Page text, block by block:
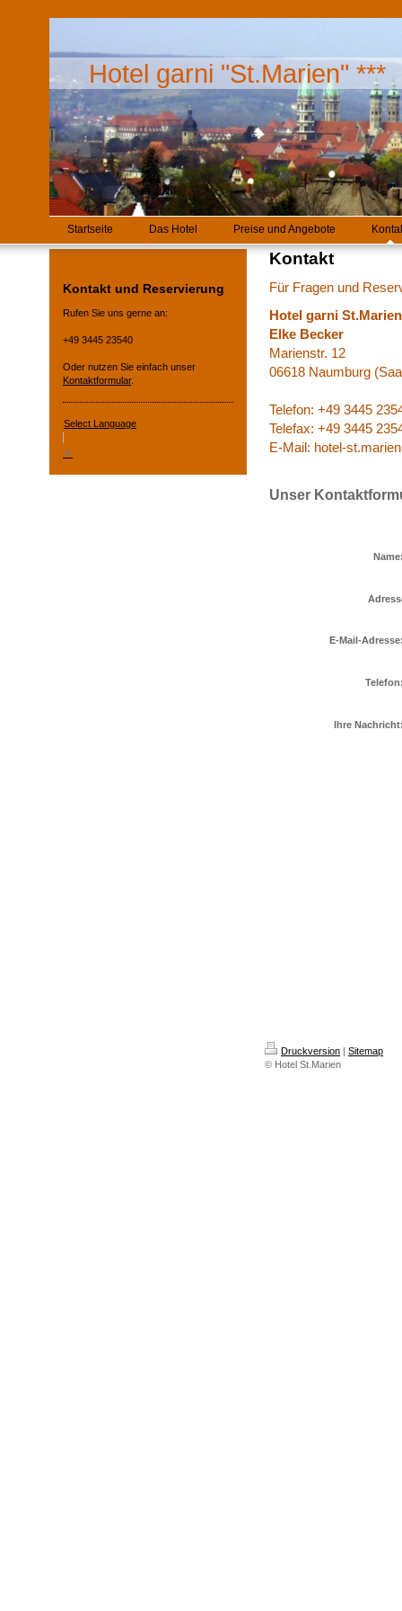
Hotel garni "St.Marien" ***
Startseite Das Hotel Preise und Angebote
Kontakt und Reservierung
Rufen Sie uns gerne an:
+49 3445 23540
Oder nutzen Sie einfach unser
Kontaktformular.
Select Language
▼
Kontakt
Für Fragen und
Hotel garni St.Marien
Elke Becker
Marienstr. 12
06618 Naumburg
Telefon: +49 3445
Telefax: +49 3445
E-Mail: hotel-
Unser
E-Mail-
Ihre
Druckversion | Sitemap
© Hotel St.Marien